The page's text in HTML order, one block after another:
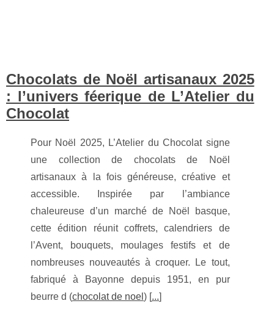
Chocolats de Noël artisanaux 2025
: l’univers féerique de L’Atelier du
Chocolat
Pour Noël 2025, L’Atelier du Chocolat signe
une collection de chocolats de Noël
artisanaux à la fois généreuse, créative et
accessible. Inspirée par l’ambiance
chaleureuse d’un marché de Noël basque,
cette édition réunit coffrets, calendriers de
l’Avent, bouquets, moulages festifs et de
nombreuses nouveautés à croquer. Le tout,
fabriqué à Bayonne depuis 1951, en pur
beurre d (chocolat de noel ) [...]